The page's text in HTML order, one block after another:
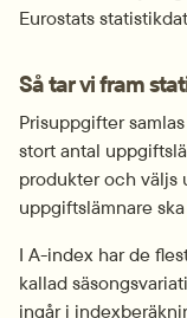
Eurostats
Så tar vi fram
Prisuppgifter
stort antal
produkter och väljs
uppgiftslämnare
I A-index har de
kallad
ingår i